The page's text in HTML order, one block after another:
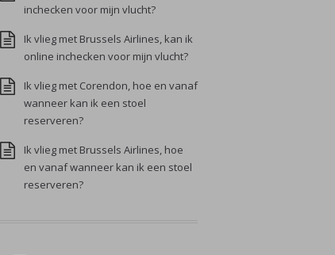
inchecken voor mijn vlucht?
Ik vlieg met Brussels Airlines, kan ik
online inchecken voor mijn vlucht?
Ik vlieg met Corendon, hoe en vanaf
wanneer kan ik een stoel
reserveren?
Ik vlieg met Brussels Airlines, hoe
en vanaf wanneer kan ik een stoel
reserveren?